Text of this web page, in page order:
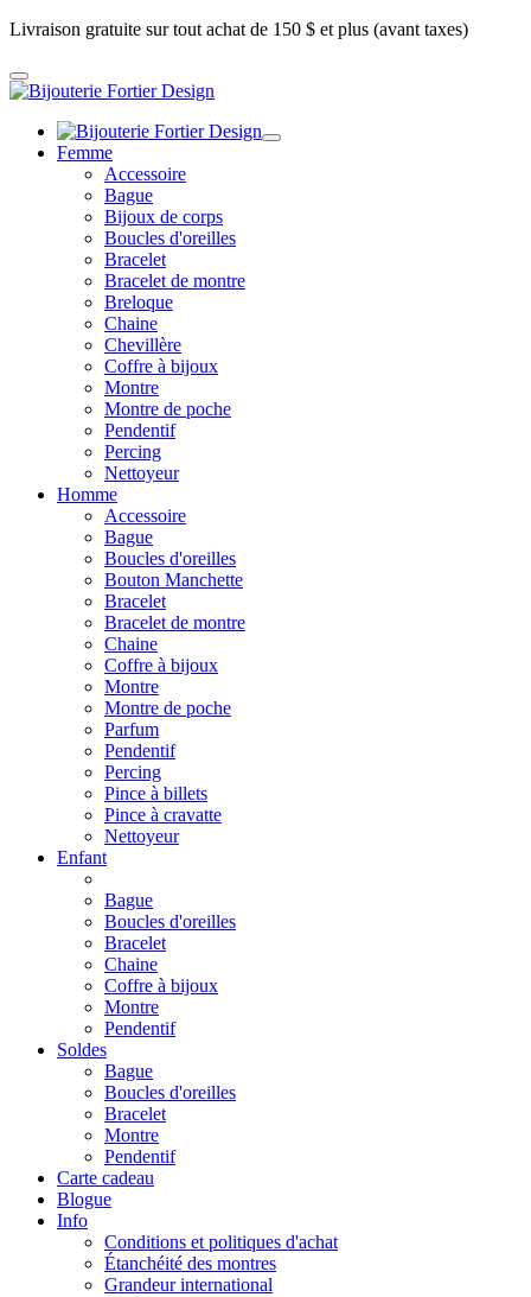
Livraison gratuite sur tout achat de 150 $ et plus (avant taxes)
Femme
Accessoire
Bague
Bijoux de corps
Boucles d'oreilles
Bracelet
Bracelet de montre
Breloque
Chaine
Chevillère
Coffre à bijoux
Montre
Montre de poche
Pendentif
Percing
Nettoyeur
Homme
Accessoire
Bague
Boucles d'oreilles
Bouton Manchette
Bracelet
Bracelet de montre
Chaine
Coffre à bijoux
Montre
Montre de poche
Parfum
Pendentif
Percing
Pince à billets
Pince à cravatte
Nettoyeur
Enfant
Bague
Boucles d'oreilles
Bracelet
Chaine
Coffre à bijoux
Montre
Pendentif
Soldes
Bague
Boucles d'oreilles
Bracelet
Montre
Pendentif
Carte cadeau
Blogue
Info
Conditions et politiques d'achat
Étanchéité des montres
Grandeur international